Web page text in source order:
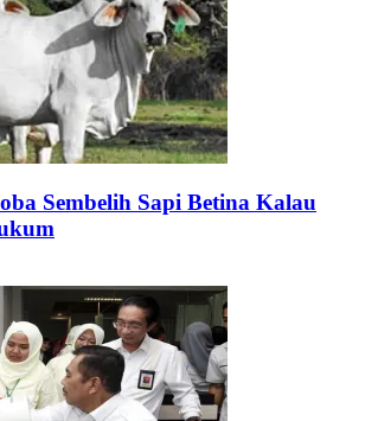
Sembelih Sapi Betina Kalau